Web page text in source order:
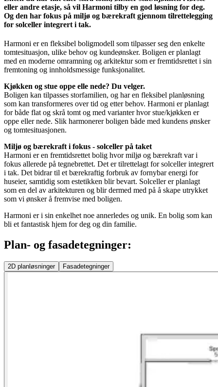
eller andre etasje, så vil Harmoni tilby en god løsning for deg.
Og den har fokus på miljø og bærekraft gjennom tilrettelegging
for solceller integrert i tak.
Harmoni er en fleksibel boligmodell som tilpasser seg den enkelte
tomtesituasjon, ulike behov og kundeønsker. Boligen er planlagt
med en moderne omramning og arkitektur som er fremtidsrettet i sin
fremtoning og innholdsmessige funksjonalitet.
Kjøkken og stue oppe elle nede? Du velger.
Boligen kan tilpasses storfamilien, og har en fleksibel planløsning
som kan transformeres over tid og etter behov. Harmoni er planlagt
for både flat og skrå tomt og med varianter hvor stue/kjøkken er
oppe eller nede. Slik harmonerer boligen både med kundens ønsker
og tomtesituasjonen.
Miljø og bærekraft i fokus - solceller på taket
Harmoni er en fremtidsrettet bolig hvor miljø og bærekraft var i
fokus allerede på tegnebrettet. Det er tilrettelagt for solceller integrert
i tak. Det bidrar til et bærekraftig forbruk av fornybar energi for
huseier, samtidig som estetikken blir bevart. Solceller er planlagt
som en del av arkitekturen og blir dermed med på å skape utrykket
som vi ønsker å fremvise med boligen.
Harmoni er i sin enkelhet noe annerledes og unik. En bolig som kan
bli et fantastisk hjem for deg og din familie.
Plan- og fasadetegninger:
2D planløsninger Fasadetegninger